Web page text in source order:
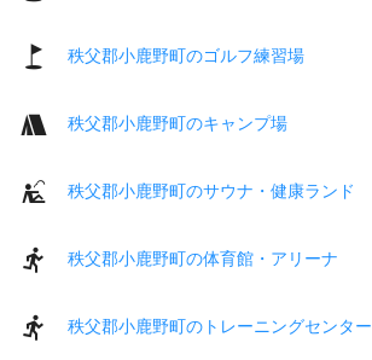
秩父郡小鹿野町のゴルフ練習場
秩父郡小鹿野町のキャンプ場
秩父郡小鹿野町のサウナ・健康ランド
秩父郡小鹿野町の体育館・アリーナ
秩父郡小鹿野町のトレーニングセンター